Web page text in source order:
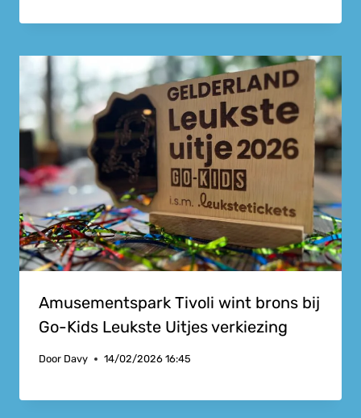
Amusementspark Tivoli wint brons bij
Go-Kids Leukste Uitjes verkiezing
Door Davy 14/02/2026 16:45